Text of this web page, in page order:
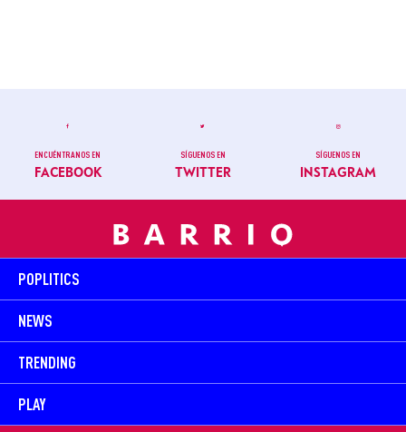
ENCUÉNTRANOS EN
FACEBOOK
SÍGUENOS EN
TWITTER
SÍGUENOS EN
INSTAGRAM
POPLITICS
NEWS
TRENDING
PLAY